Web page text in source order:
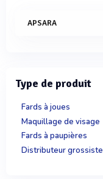
APSARA
Type de produit
Fards à joues
Maquillage de visage
Fards à paupières
Distributeur grossiste